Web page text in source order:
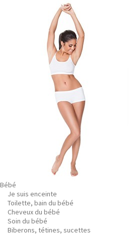
Bébé
Je suis enceinte
Toilette, bain du bébé
Cheveux du bébé
Soin du bébé
Biberons, tétines, sucettes